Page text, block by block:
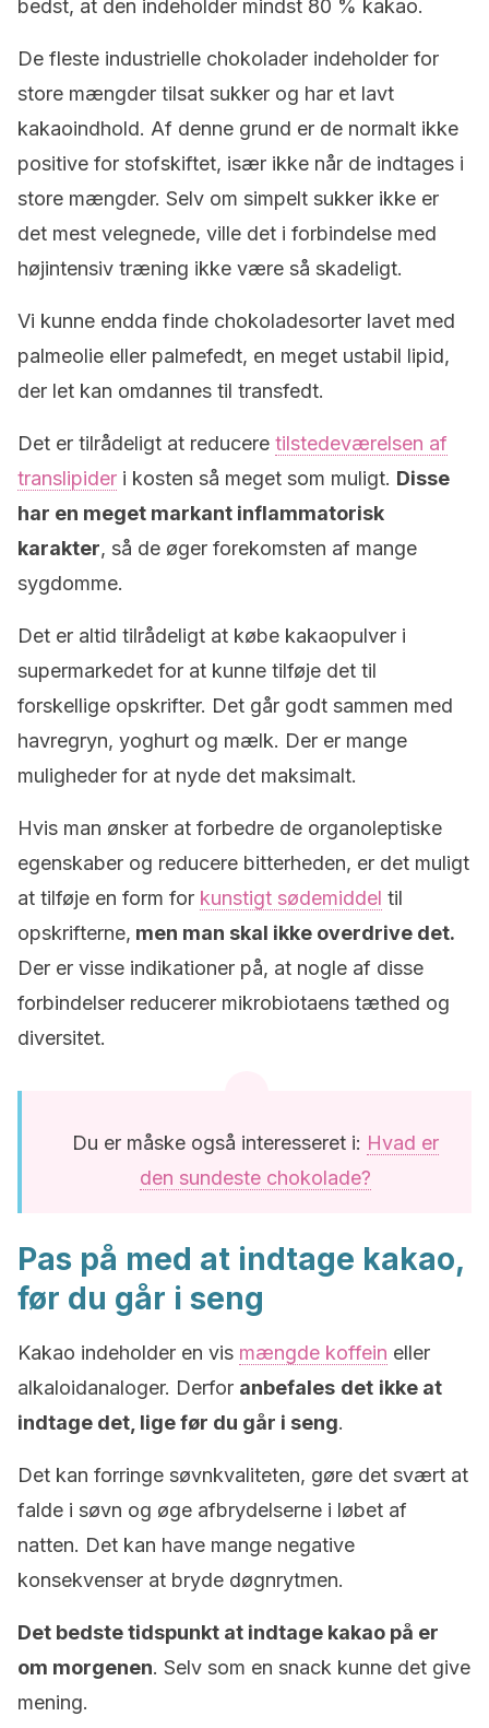
bedst, at den indeholder mindst 80 % kakao.
De fleste industrielle chokolader indeholder for
store mængder tilsat sukker og har et lavt
kakaoindhold. Af denne grund er de normalt ikke
positive for stofskiftet, især ikke når de indtages i
store mængder. Selv om simpelt sukker ikke er
det mest velegnede, ville det i forbindelse med
højintensiv træning ikke være så skadeligt.
Vi kunne endda finde chokoladesorter lavet med
palmeolie eller palmefedt, en meget ustabil lipid,
der let kan omdannes til transfedt.
Det er tilrådeligt at reducere tilstedeværelsen af
translipider i kosten så meget som muligt. Disse
har en meget markant inflammatorisk
karakter, så de øger forekomsten af mange
sygdomme.
Det er altid tilrådeligt at købe kakaopulver i
supermarkedet for at kunne tilføje det til
forskellige opskrifter. Det går godt sammen med
havregryn, yoghurt og mælk. Der er mange
muligheder for at nyde det maksimalt.
Hvis man ønsker at forbedre de organoleptiske
egenskaber og reducere bitterheden, er det muligt
at tilføje en form for kunstigt sødemiddel til
opskrifterne, men man skal ikke overdrive det.
Der er visse indikationer på, at nogle af disse
forbindelser reducerer mikrobiotaens tæthed og
diversitet.
Du er måske også interesseret i: Hvad er
den sundeste chokolade?
Pas på med at indtage kakao,
før du går i seng
Kakao indeholder en vis mængde koffein eller
alkaloidanaloger. Derfor anbefales det ikke at
indtage det, lige før du går i seng.
Det kan forringe søvnkvaliteten, gøre det svært at
falde i søvn og øge afbrydelserne i løbet af
natten. Det kan have mange negative
konsekvenser at bryde døgnrytmen.
Det bedste tidspunkt at indtage kakao på er
om morgenen. Selv som en snack kunne det give
mening.